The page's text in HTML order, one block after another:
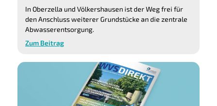
In Oberzella und Völkershausen ist der Weg frei für
den Anschluss weiterer Grundstücke an die zentrale
Abwasserentsorgung.
Zum Beitrag